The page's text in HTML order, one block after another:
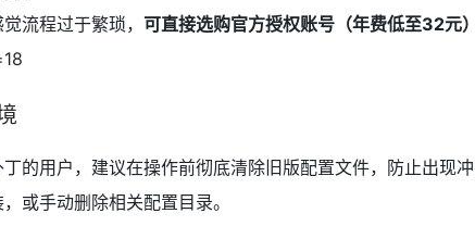
流程过于繁琐， 可直接选购官方授权账号（年费低至32元）
的用户，建议在操作前彻底清除旧版配置文件，防止出现
或手动删除相关配置目录。